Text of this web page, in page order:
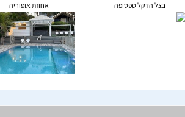
בצל הדקל ספסופה אחוזת אופוריה